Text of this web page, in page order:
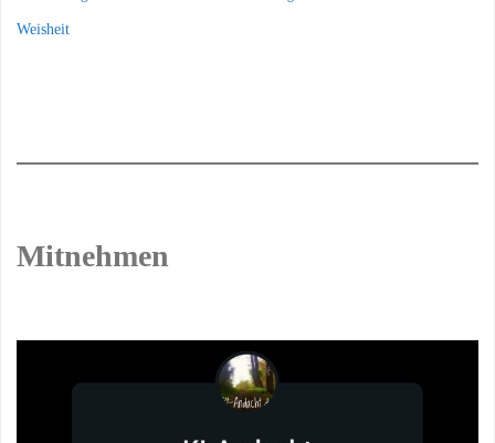
Weisheit
Mitnehmen